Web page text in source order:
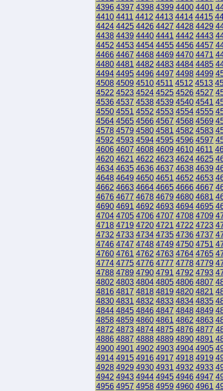
4396 4397 4398 4399 4400 4401
4410 4411 4412 4413 4414 4415
4424 4425 4426 4427 4428 4429
4438 4439 4440 4441 4442 4443
4452 4453 4454 4455 4456 4457
4466 4467 4468 4469 4470 4471
4480 4481 4482 4483 4484 4485
4494 4495 4496 4497 4498 4499
4508 4509 4510 4511 4512 4513
4522 4523 4524 4525 4526 4527
4536 4537 4538 4539 4540 4541
4550 4551 4552 4553 4554 4555
4564 4565 4566 4567 4568 4569
4578 4579 4580 4581 4582 4583
4592 4593 4594 4595 4596 4597
4606 4607 4608 4609 4610 4611
4620 4621 4622 4623 4624 4625
4634 4635 4636 4637 4638 4639
4648 4649 4650 4651 4652 4653
4662 4663 4664 4665 4666 4667
4676 4677 4678 4679 4680 4681
4690 4691 4692 4693 4694 4695
4704 4705 4706 4707 4708 4709
4718 4719 4720 4721 4722 4723
4732 4733 4734 4735 4736 4737
4746 4747 4748 4749 4750 4751
4760 4761 4762 4763 4764 4765
4774 4775 4776 4777 4778 4779
4788 4789 4790 4791 4792 4793
4802 4803 4804 4805 4806 4807
4816 4817 4818 4819 4820 4821
4830 4831 4832 4833 4834 4835
4844 4845 4846 4847 4848 4849
4858 4859 4860 4861 4862 4863
4872 4873 4874 4875 4876 4877
4886 4887 4888 4889 4890 4891
4900 4901 4902 4903 4904 4905
4914 4915 4916 4917 4918 4919
4928 4929 4930 4931 4932 4933
4942 4943 4944 4945 4946 4947
4956 4957 4958 4959 4960 4961